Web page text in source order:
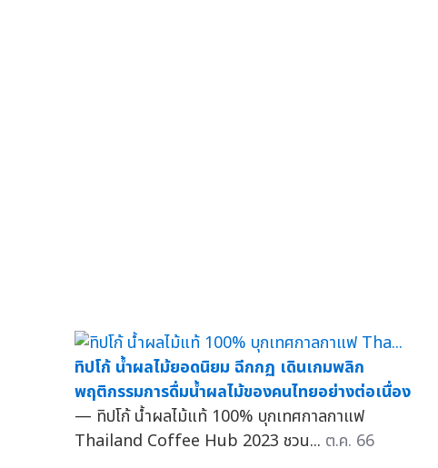
ทิปโก้ น้ำผลไม้ยอดนิยม ฉีกกฏ เดินเกมพลิก
พฤติกรรมการดื่มน้ำผลไม้ของคนไทยอย่างต่อเนื่อง
— ทิปโก้ น้ำผลไม้แท้ 100% บุกเทศกาลกาแฟ
Thailand Coffee Hub 2023 ชวน... ต.ค. 66